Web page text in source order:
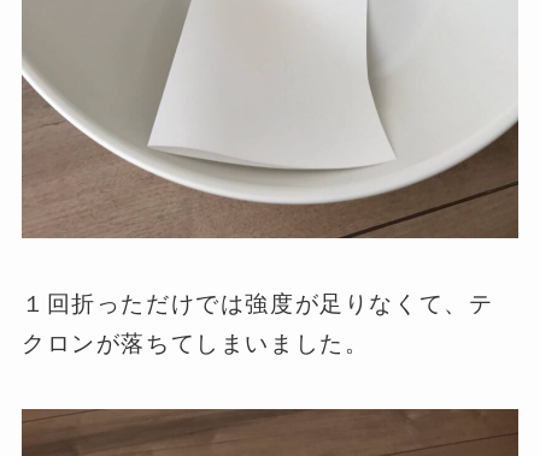
１回折っただけでは強度が足りなくて、テ
クロンが落ちてしまいました。